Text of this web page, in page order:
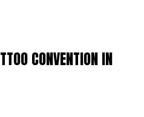
CONVENTION IN